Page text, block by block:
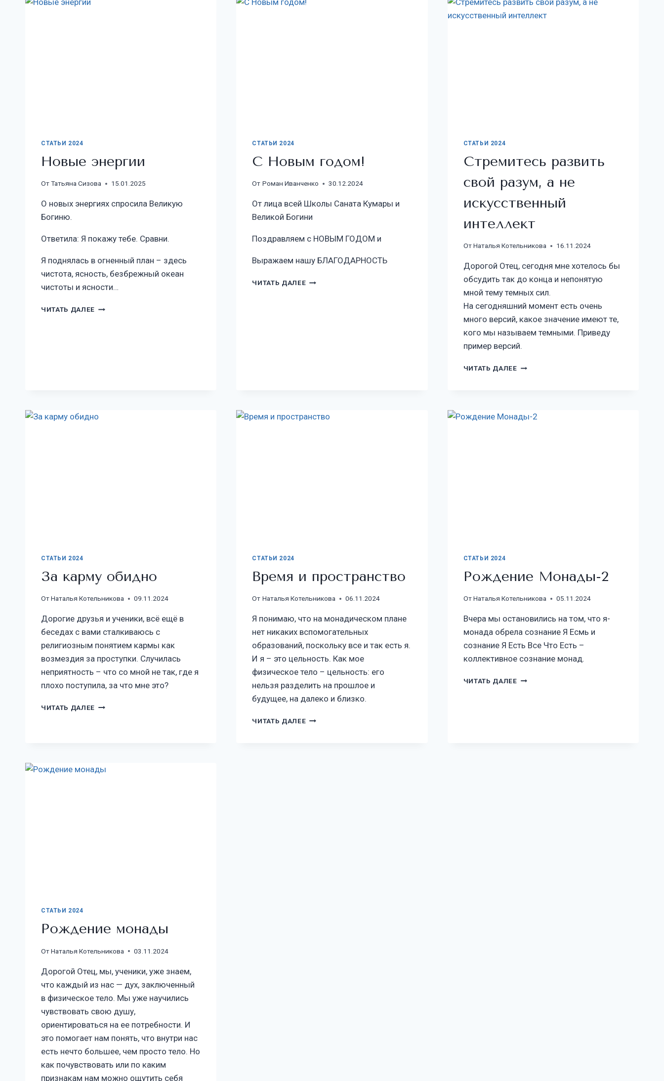
СТАТЬИ 2024
Новые энергии
ОтТатьяна Сизова 15.01.2025
О новых энергиях спросила Великую
Богиню.
Ответила: Я покажу тебе. Сравни.
Я поднялась в огненный план – здесь
чистота, ясность, безбрежный океан
чистоты и ясности…
ЧИТАТЬ ДАЛЕЕ
СТАТЬИ 2024
С Новым годом!
От Роман Иванченко 30.12.2024
От лица всей Школы Саната Кумары и
Великой Богини
Поздравляем с НОВЫМ ГОДОМ и
Выражаем нашу БЛАГОДАРНОСТЬ
ЧИТАТЬ ДАЛЕЕ
СТАТЬИ 2024
Стремитесь развить
свой разум, а не
искусственный
интеллект
От Наталья Котельникова 16.11.2024
Дорогой Отец, сегодня мне хотелось бы
обсудить так до конца и непонятую
мной тему темных сил.
На сегодняшний момент есть очень
много версий, какое значение имеют те,
кого мы называем темными. Приведу
пример версий.
ЧИТАТЬ ДАЛЕЕ
СТАТЬИ 2024
За карму обидно
ОтНаталья Котельникова 09.11.2024
Дорогие друзья и ученики, всё ещё в
беседах с вами сталкиваюсь с
религиозным понятием кармы как
возмездия за проступки. Случилась
неприятность – что со мной не так, где я
плохо поступила, за что мне это?
ЧИТАТЬ ДАЛЕЕ
СТАТЬИ 2024
Время и пространство
От Наталья Котельникова 06.11.2024
Я понимаю, что на монадическом плане
нет никаких вспомогательных
образований, поскольку все и так есть я.
И я – это цельность. Как мое
физическое тело – цельность: его
нельзя разделить на прошлое и
будущее, на далеко и близко.
ЧИТАТЬ ДАЛЕЕ
СТАТЬИ 2024
Рождение Монады-2
От Наталья Котельникова 05.11.2024
Вчера мы остановились на том, что я-
монада обрела сознание Я Есмь и
сознание Я Есть Все Что Есть –
коллективное сознание монад.
ЧИТАТЬ ДАЛЕЕ
СТАТЬИ 2024
Рождение монады
ОтНаталья Котельникова 03.11.2024
Дорогой Отец, мы, ученики, уже знаем,
что каждый из нас — дух, заключенный
в физическое тело. Мы уже научились
чувствовать свою душу,
ориентироваться на ее потребности. И
это помогает нам понять, что внутри нас
есть нечто большее, чем просто тело. Но
как почувствовать или по каким
признакам нам можно ощутить себя